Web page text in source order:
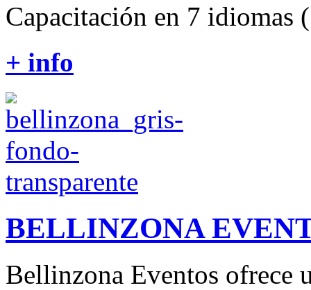
Capacitación en 7 idiomas
+ info
BELLINZONA
Bellinzona Eventos ofrece